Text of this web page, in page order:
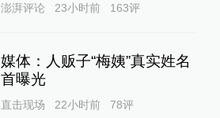
澎湃评论 23小时前 163评
媒体：人贩子“梅姨”真实姓名
首曝光
直击现场 22小时前 78评